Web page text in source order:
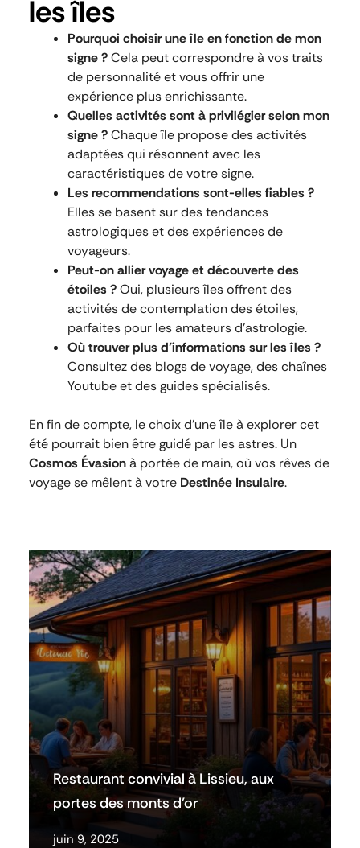
les îles
Pourquoi choisir une île en fonction de mon
signe ?Cela peut correspondre à vos traits
de personnalité et vous offrir une
expérience plus enrichissante.
Quelles activités sont à privilégier selon mon
signe ?Chaque île propose des activités
adaptées qui résonnent avec les
caractéristiques de votre signe.
Les recommendations sont-elles fiables ?
Elles se basent sur des tendances
astrologiques et des expériences de
voyageurs.
Peut-on allier voyage et découverte des
étoiles ?Oui, plusieurs îles offrent des
activités de contemplation des étoiles,
parfaites pour les amateurs d’astrologie.
Où trouver plus d’informations sur les îles ?
Consultez des blogs de voyage, des chaînes
Youtube et des guides spécialisés.
En fin de compte, le choix d’une île à explorer cet
été pourrait bien être guidé par les astres. Un
Cosmos Évasionà portée de main, où vos rêves de
voyage se mêlent à votre Destinée Insulaire.
Restaurant convivial à Lissieu, aux
portes des monts d’or
juin 9, 2025